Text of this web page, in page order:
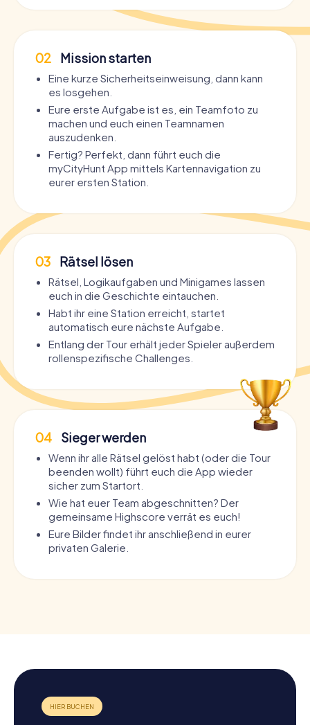
02 Mission starten
Eine kurze Sicherheitseinweisung, dann kann
es losgehen.
Eure erste Aufgabe ist es, ein Teamfoto zu
machen und euch einen Teamnamen
auszudenken.
Fertig? Perfekt, dann führt euch die
myCityHunt App mittels Kartennavigation zu
eurer ersten Station.
03 Rätsel lösen
Rätsel, Logikaufgaben und Minigames lassen
euch in die Geschichte eintauchen.
Habt ihr eine Station erreicht, startet
automatisch eure nächste Aufgabe.
Entlang der Tour erhält jeder Spieler außerdem
rollenspezifische Challenges.
04 Sieger werden
Wenn ihr alle Rätsel gelöst habt (oder die Tour
beenden wollt) führt euch die App wieder
sicher zum Startort.
Wie hat euer Team abgeschnitten? Der
gemeinsame Highscore verrät es euch!
Eure Bilder findet ihr anschließend in eurer
privaten Galerie.